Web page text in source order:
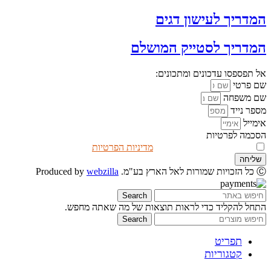
המדריך לעישון דגים
המדריך לסטייק המושלם
אל תפספסו עדכונים ומתכונים:
שם פרטי
שם משפחה
מספר נייד
אימייל
הסכמה לפרטיות
מדיניות הפרטיות
שליחה
Ⓒ כל הזכויות שמורות לאל הארץ בע"מ. Produced by webzilla
Search
התחל להקליד כדי לראות תוצאות של מה שאתה מחפש.
Search
תפריט
קטגוריות